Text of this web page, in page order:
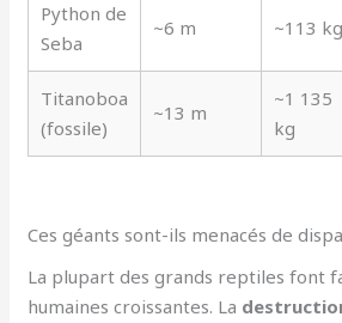
Python de
Seba
~6 m ~113 kg
Titanoboa
(fossile)
~13 m
~1 135
kg
Ces géants sont-ils menacés de
La plupart des grands reptiles font
humaines croissantes. La